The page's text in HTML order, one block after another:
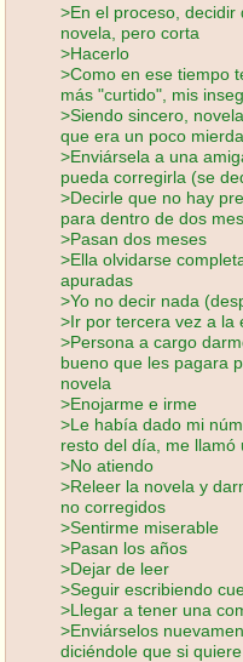
>En el proceso,
novela, pero corta
>Hacerlo
>Como en ese tiempo
más "curtido", mis
>Siendo sincero,
que era un poco
>Enviársela a una
pueda corregirla (se
>Decirle que no hay
para dentro de dos
>Pasan dos meses
>Ella olvidarse
apuradas
>Yo no decir nada
>Ir por tercera vez a la
>Persona a cargo
bueno que les pagara
novela
>Enojarme e irme
>Le había dado mi
resto del día, me llamó
>No atiendo
>Releer la novela y
no corregidos
>Sentirme miserable
>Pasan los años
>Dejar de leer
>Seguir escribiendo
>Llegar a tener una
>Enviárselos
diciéndole que si